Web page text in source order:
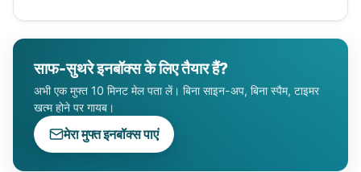
साफ-सुथरे इनबॉक्स के लिए तैयार हैं?
अभी एक मुफ्त 10 मिनट मेल पता लें। बिना साइन-अप, बिना स्पैम, टाइमर
खत्म होने पर गायब।
मेरा मुफ्त इनबॉक्स पाएं